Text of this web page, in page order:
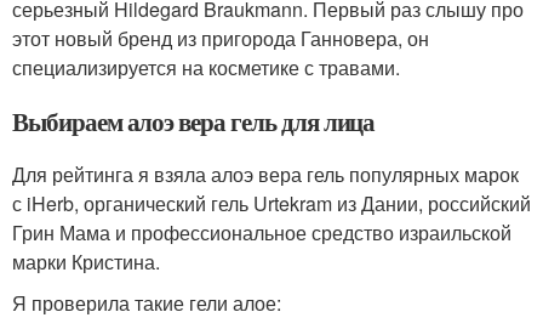
серьезный Hildegard Braukmann. Первый раз слышу про
этот новый бренд из пригорода Ганновера, он
специализируется на косметике с травами.
Выбираем алоэ вера гель для лица
Для рейтинга я взяла алоэ вера гель популярных марок
с iHerb, органический гель Urtekram из Дании, российский
Грин Мама и профессиональное средство израильской
марки Кристина.
Я проверила такие гели алое: